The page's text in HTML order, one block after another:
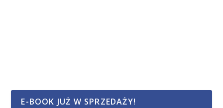
E-BOOK JUŻ W SPRZEDAŻY!